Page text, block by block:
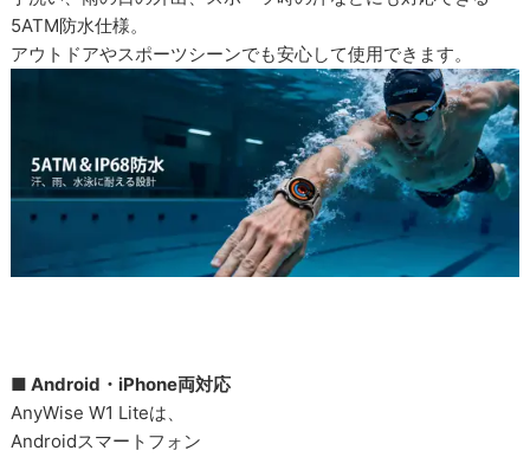
5ATM防水仕様。
アウトドアやスポーツシーンでも安心して使用できます。
■ Android・iPhone両対応
AnyWise W1 Liteは、
Androidスマートフォン